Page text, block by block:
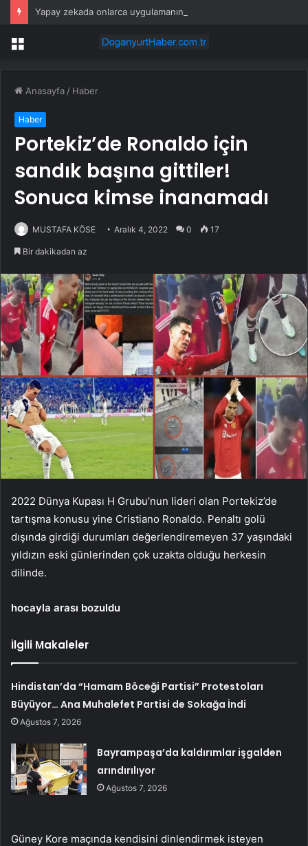
Menü
Anasayfa / Haber
Haber
Portekiz’de Ronaldo için
sandık başına gittiler!
Sonuca kimse inanamadı
MUSTAFA KÖSE Aralık 4, 2022 0 17
Bir dakikadan az
2022 Dünya Kupası H Grubu’nun lideri olan Portekiz’de
tartışma konusu yine Cristiano Ronaldo. Penaltı golü
dışında girdiği durumları değerlendiremeyen 37 yaşındaki
yıldızın eski günlerinden çok uzakta olduğu herkesin
dilinde.
hocayla arası bozuldu
İlgili Makaleler
Hindistan’da “Hamam Böceği Partisi” Protestoları
Büyüyor… Ana Muhalefet Partisi de Sokağa İndi
Ağustos 7, 2026
Bayrampaşa’da kaldırımlar işgalden
arındırılıyor
Ağustos 7, 2026
Güney Kore maçında kendisini dinlendirmek isteyen